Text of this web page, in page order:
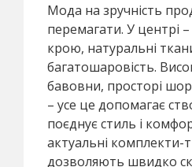
Мода на зручність
перемагати. У центрі
крою, натуральні
багатошаровість.
бавовни, просторі
– усе це допомагає
поєднує стиль і
актуальні комплекти-
дозволяють швидко